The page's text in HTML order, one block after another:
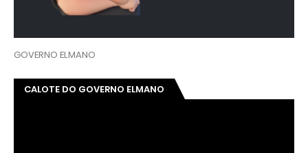
GOVERNO ELMANO
CALOTE DO GOVERNO ELMANO